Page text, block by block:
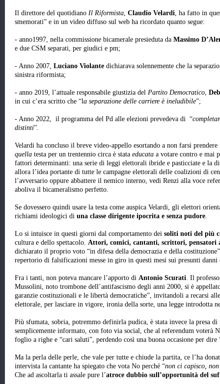
Il direttore del quotidiano Il Riformista, Claudio Velardi, ha fatto in
smemorati” e in un video diffuso sul web ha ricordato quanto segue:
- anno1997, nella commissione bicamerale presieduta da Massimo
e due CSM separati, per giudici e pm;
- Anno 2007, Luciano Violante dichiarava solennemente che la
sinistra riformista;
- anno 2019, l’attuale responsabile giustizia del Partito Democratico,
in cui c’era scritto che “la separazione delle carriere è ineludibile”;
- Anno 2022, il programma del Pd alle elezioni prevedeva di “
distinti”.
Velardi ha concluso il breve video-appello esortando a non farsi prendere
quella testa per un trentennio circa è stata educata a votare contro e mai
fattori determinanti: una serie di leggi elettorali ibride e pasticciate e la
allora l’idea portante di tutte le campagne elettorali delle coalizioni di
l’avversario oppure abbattere il nemico interno, vedi Renzi alla voce
aboliva il bicameralismo perfetto.
Se dovessero quindi usare la testa come auspica Velardi, gli elettori
richiami ideologici di una classe dirigente ipocrita e senza pudore.
Lo si intuisce in questi giorni dal comportamento dei soliti noti del più
cultura e dello spettacolo. Attori, comici, cantanti, scrittori, pensatori
dichiarato il proprio voto “in difesa della democrazia e della
repertorio di falsificazioni messe in giro in questi mesi sui presunti
Fra i tanti, non poteva mancare l’apporto di Antonio Scurati. Il
Mussolini, noto trombone dell’antifascismo degli anni 2000, si è
garanzie costituzionali e le libertà democratiche”, invitandoli a recarsi
elettorale, per lasciare in vigore, ironia della sorte, una legge introdotta
Più sfumata, sobria, potremmo definirla pudica, è stata invece la presa
semplicemente informato, con foto via social, che al referendum voterà
foglio a righe e “cari saluti”, perdendo così una buona occasione per dire
Ma la perla delle perle, che vale per tutte e chiude la partita, ce l’ha
intervista la cantante ha spiegato che vota No perché “non ci capisco,
Che ad ascoltarla ti assale pure l’atroce dubbio sull’opportunità del